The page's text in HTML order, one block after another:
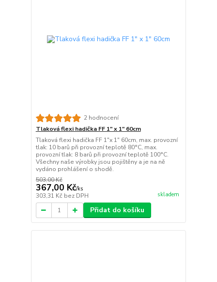
2 hodnocení
Tlaková flexi hadička FF 1" x 1" 60cm
Tlaková flexi hadička FF 1"x 1" 60cm, max. provozní
tlak: 10 barů při provozní teplotě 80°C, max.
provozní tlak: 8 barů při provozní teplotě 100°C.
Všechny naše výrobky jsou pojištěny a je na ně
vydáno prohlášení o shodě.
503,00 Kč
367,00 Kč/ks
303,31 Kč bez DPH skladem
Přidat do košíku